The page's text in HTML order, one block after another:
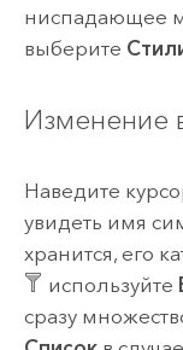
ниспадающее
выберите
Изменение
Наведите
увидеть имя
хранится, его
используйте
сразу